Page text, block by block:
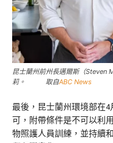
昆士蘭州前州長邁爾斯（Steven
莉。 取自ABC News
最後，昆士蘭州環境部在
可，附帶條件是不可以利
物照護人員訓練，並持續